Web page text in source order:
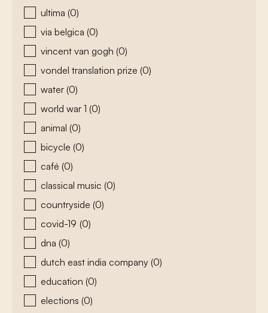
ultima (0)
via belgica (0)
vincent van gogh (0)
vondel translation prize (0)
water (0)
world war 1 (0)
animal (0)
bicycle (0)
café (0)
classical music (0)
countryside (0)
covid-19 (0)
dna (0)
dutch east india company (0)
education (0)
elections (0)